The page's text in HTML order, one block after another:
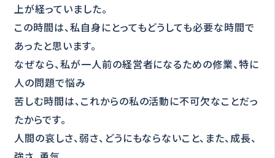
上が経っていました。
この時間は、私自身にとってもどうしても必要な時間で
あったと思います。
なぜなら、私が一人前の経営者になるための修業、特に
人の問題で悩み
苦しむ時間は、これからの私の活動に不可欠なことだっ
たからです。
人間の哀しさ、弱さ、どうにもならないこと、また、成長、